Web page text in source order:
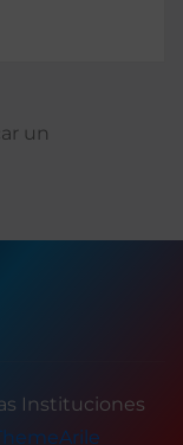
un
Instituciones